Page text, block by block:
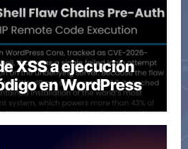
XSS a ejecución
en WordPress